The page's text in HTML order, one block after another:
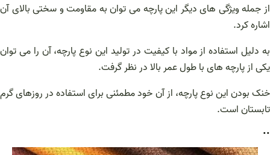
از جمله ویژگی های دیگر این پارچه می توان به مقاومت و سختی بالای آن
اشاره کرد.
به دلیل استفاده از مواد با کیفیت در تولید این نوع پارچه، آن را می توان
یکی از پارچه های با طول عمر بالا در نظر گرفت.
خنک بودن این نوع پارچه، از آن خود مطمئنی برای استفاده در روزهای گرم
تابستان است.
..